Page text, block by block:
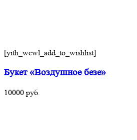
[yith_wcwl_add_to_wishlist]
Букет «Воздушное безе»
10000 руб.